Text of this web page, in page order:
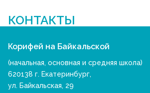
КОНТАКТЫ
Корифей на Байкальской
(начальная, основная и средняя школа)
620138 г. Екатеринбург,
ул. Байкальская, 29